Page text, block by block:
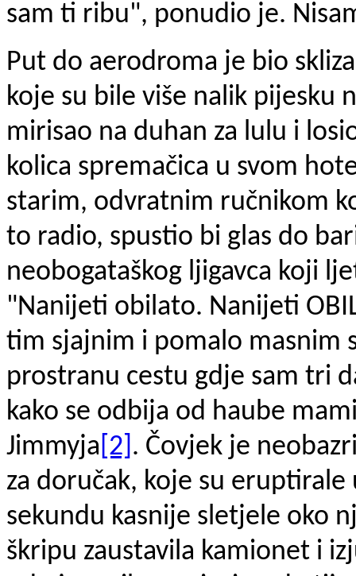
sam ti ribu", ponudio je.
Put do aerodroma je bio
koje su bile više nalik pijesku
mirisao na duhan za lulu i
kolica spremačica u svom
starim, odvratnim ručnikom
to radio, spustio bi glas do
neobogataškog ljigavca koji
"Nanijeti obilato. Nanijeti
tim sjajnim i pomalo masnim
prostranu cestu gdje sam tri
kako se odbija od haube
Jimmyja [2] . Čovjek je
za doručak, koje su eruptirale
sekundu kasnije sletjele oko
škripu zaustavila kamionet i